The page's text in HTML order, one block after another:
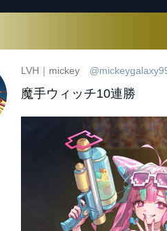
LVH｜mickey
魔手ウィッチ10連勝